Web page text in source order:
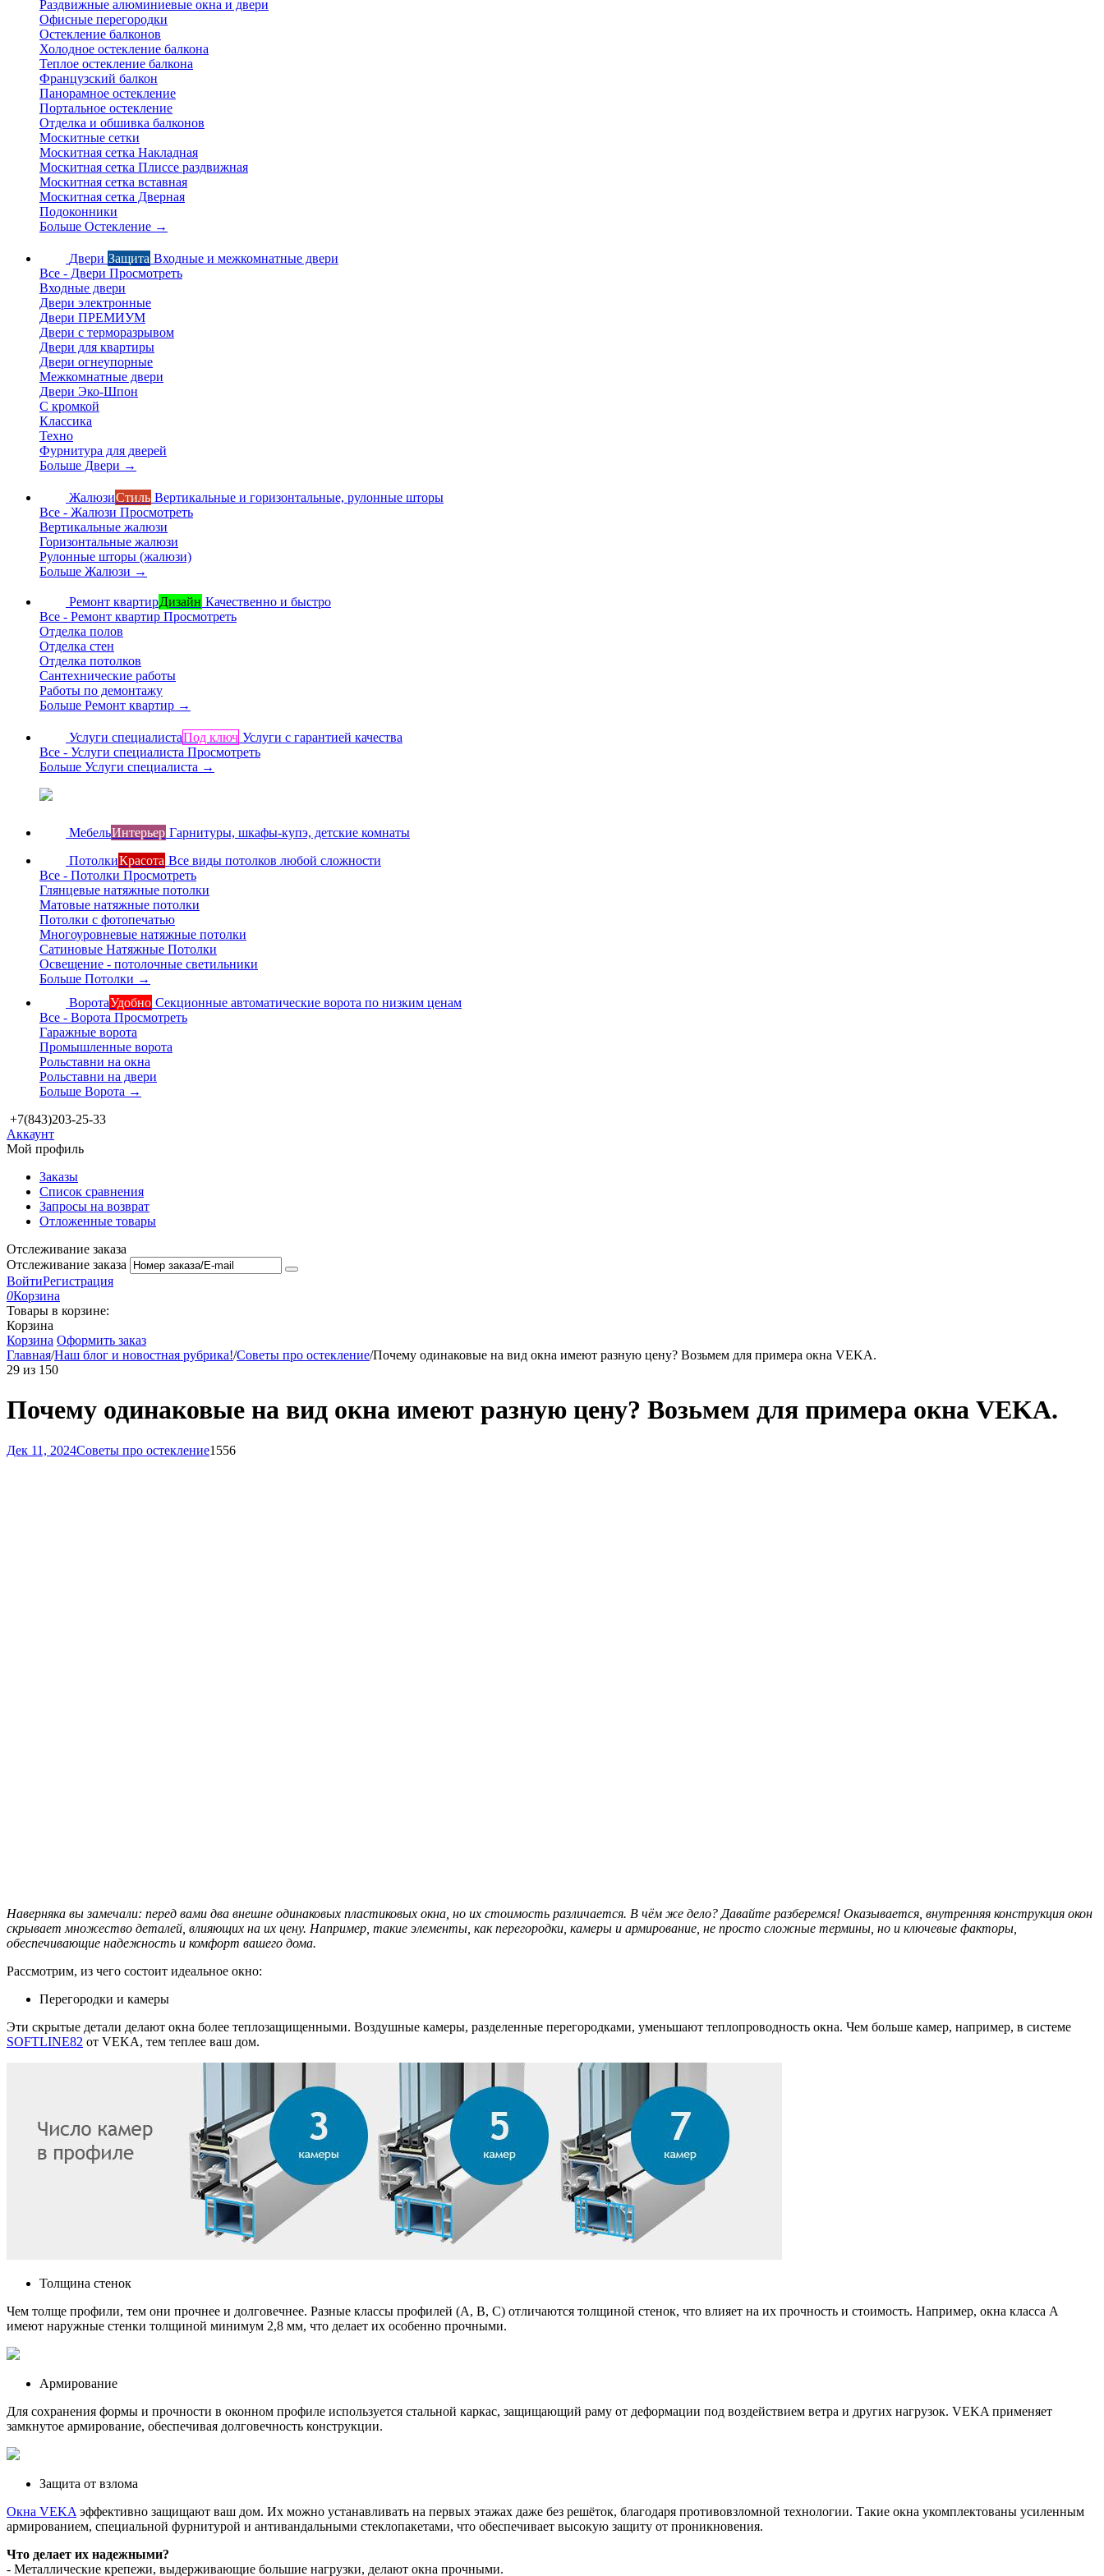
Раздвижные алюминиевые окна и двери
Офисные перегородки
Остекление балконов
Холодное остекление балкона
Теплое остекление балкона
Французский балкон
Панорамное остекление
Портальное остекление
Отделка и обшивка балконов
Москитные сетки
Москитная сетка Накладная
Москитная сетка Плиссе раздвижная
Москитная сетка вставная
Москитная сетка Дверная
Подоконники
Больше Остекление →
Двери Защита Входные и межкомнатные двери
Все - Двери Просмотреть
Входные двери
Двери электронные
Двери ПРЕМИУМ
Двери с терморазрывом
Двери для квартиры
Двери огнеупорные
Межкомнатные двери
Двери Эко-Шпон
С кромкой
Классика
Техно
Фурнитура для дверей
Больше Двери →
ЖалюзиСтиль Вертикальные и горизонтальные, рулонные шторы
Все - Жалюзи Просмотреть
Вертикальные жалюзи
Горизонтальные жалюзи
Рулонные шторы (жалюзи)
Больше Жалюзи →
Ремонт квартирДизайн Качественно и быстро
Все - Ремонт квартир Просмотреть
Отделка полов
Отделка стен
Отделка потолков
Сантехнические работы
Работы по демонтажу
Больше Ремонт квартир →
Услуги специалистаПод ключ Услуги с гарантией качества
Все - Услуги специалиста Просмотреть
Больше Услуги специалиста →
МебельИнтерьер Гарнитуры, шкафы-купэ, детские комнаты
ПотолкиКрасота Все виды потолков любой сложности
Все - Потолки Просмотреть
Глянцевые натяжные потолки
Матовые натяжные потолки
Потолки с фотопечатью
Многоуровневые натяжные потолки
Сатиновые Натяжные Потолки
Освещение - потолочные светильники
Больше Потолки →
ВоротаУдобно Секционные автоматические ворота по низким ценам
Все - Ворота Просмотреть
Гаражные ворота
Промышленные ворота
Рольставни на окна
Рольставни на двери
Больше Ворота →
+7(843)203-25-33
Аккаунт
Мой профиль
Заказы
Список сравнения
Запросы на возврат
Отложенные товары
Отслеживание заказа
Отслеживание заказа
ВойтиРегистрация
0Корзина
Товары в корзине:
Корзина
Корзина Оформить заказ
Главная/Наш блог и новостная рубрика!/Советы про остекление/Почему одинаковые на вид окна имеют разную цену? Возьмем для примера окна VEKA.
29 из 150
Почему одинаковые на вид окна имеют разную цену? Возьмем для примера окна VEKA.
Дек 11, 2024Советы про остекление1556
Наверняка вы замечали: перед вами два внешне одинаковых пластиковых окна, но их стоимость различается. В чём же дело? Давайте разберемся! Оказывается, внутренняя конструкция окон
скрывает множество деталей, влияющих на их цену. Например, такие элементы, как перегородки, камеры и армирование, не просто сложные термины, но и ключевые факторы,
обеспечивающие надежность и комфорт вашего дома.
Рассмотрим, из чего состоит идеальное окно:
Перегородки и камеры
Эти скрытые детали делают окна более теплозащищенными. Воздушные камеры, разделенные перегородками, уменьшают теплопроводность окна. Чем больше камер, например, в системе
SOFTLINE82 от VEKA, тем теплее ваш дом.
Толщина стенок
Чем толще профили, тем они прочнее и долговечнее. Разные классы профилей (A, B, C) отличаются толщиной стенок, что влияет на их прочность и стоимость. Например, окна класса A
имеют наружные стенки толщиной минимум 2,8 мм, что делает их особенно прочными.
Армирование
Для сохранения формы и прочности в оконном профиле используется стальной каркас, защищающий раму от деформации под воздействием ветра и других нагрузок. VEKA применяет
замкнутое армирование, обеспечивая долговечность конструкции.
Защита от взлома
Окна VEKA эффективно защищают ваш дом. Их можно устанавливать на первых этажах даже без решёток, благодаря противовзломной технологии. Такие окна укомплектованы усиленным
армированием, специальной фурнитурой и антивандальными стеклопакетами, что обеспечивает высокую защиту от проникновения.
Что делает их надежными?
- Металлические крепежи, выдерживающие большие нагрузки, делают окна прочными.